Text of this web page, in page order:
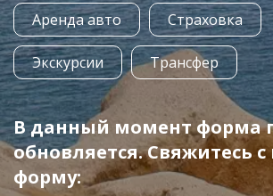
Аренда авто Страховка
Экскурсии Трансфер
В данный момент форма
обновляется. Свяжитесь
форму: